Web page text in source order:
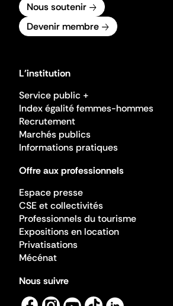
Nous soutenir
Devenir membre
L'institution
Service public +
Index égalité femmes-hommes
Recrutement
Marchés publics
Informations pratiques
Offre aux professionnels
Espace presse
CSE et collectivités
Professionnels du tourisme
Expositions en location
Privatisations
Mécénat
Nous suivre